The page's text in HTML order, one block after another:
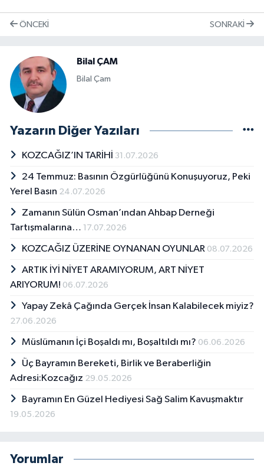
ÖNCEKI SONRAKI
Bilal ÇAM
Bilal Çam
Yazarın Diğer Yazıları
KOZCAĞIZ’IN TARİHİ 31.07.2026
24 Temmuz: Basının Özgürlüğünü Konuşuyoruz, Peki
Yerel Basın 24.07.2026
Zamanın Sülün Osman’ından Ahbap Derneği
Tartışmalarına… 17.07.2026
KOZCAĞIZ ÜZERİNE OYNANAN OYUNLAR 08.07.2026
ARTIK İYİ NİYET ARAMIYORUM, ART NİYET
ARIYORUM! 06.07.2026
Yapay Zekâ Çağında Gerçek İnsan Kalabilecek miyiz?
27.06.2026
Müslümanın İçi Boşaldı mı, Boşaltıldı mı? 06.06.2026
Üç Bayramın Bereketi, Birlik ve Beraberliğin
Adresi:Kozcağız 29.05.2026
Bayramın En Güzel Hediyesi Sağ Salim Kavuşmaktır
19.05.2026
Yorumlar